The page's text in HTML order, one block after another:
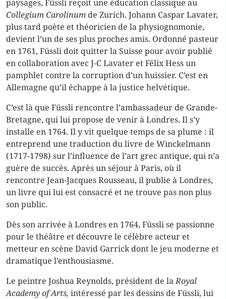
paysages, Füssli reçoit une éducation classique au
Collegium Carolinum de Zurich. Johann Caspar Lavater,
plus tard poète et théoricien de la physiognomonie,
devient l’un de ses plus proches amis. Ordonné pasteur
en 1761, Füssli doit quitter la Suisse pour avoir publié
en collaboration avec J-C Lavater et Félix Hess un
pamphlet contre la corruption d’un huissier. C’est en
Allemagne qu’il échappe à la justice helvétique.
C’est là que Füssli rencontre l’ambassadeur de Grande-
Bretagne, qui lui propose de venir à Londres. Il s’y
installe en 1764. Il y vit quelque temps de sa plume : il
entreprend une traduction du livre de Winckelmann
(1717-1798) sur l’influence de l’art grec antique, qui n’a
guère de succès. Après un séjour à Paris, où il
rencontre Jean-Jacques Rousseau, il publie à Londres,
un livre qui lui est consacré et ne trouve pas non plus
son public.
Dès son arrivée à Londres en 1764, Füssli se passionne
pour le théâtre et découvre le célèbre acteur et
metteur en scène David Garrick dont le jeu moderne et
dramatique l’enthousiasme.
Le peintre Joshua Reynolds, président de laRoyal
Academy of Arts, intéressé par les dessins de Füssli, lui